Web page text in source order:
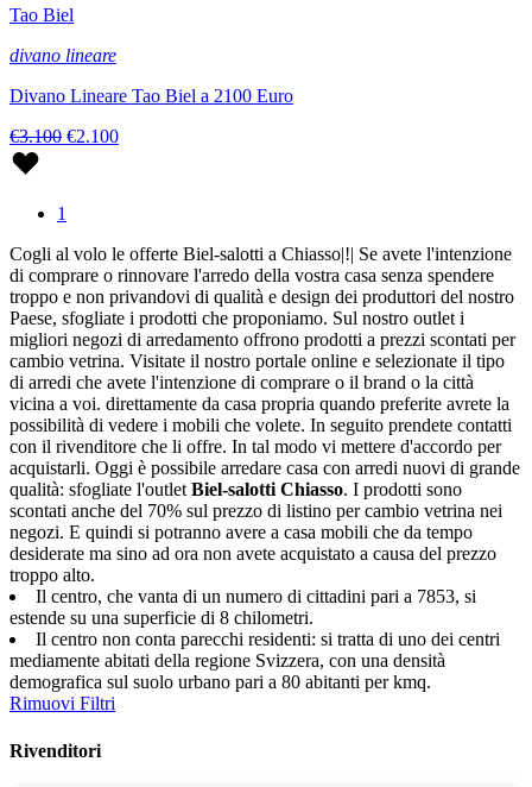
Tao Biel
divano lineare
Divano Lineare Tao Biel a 2100 Euro
€3.100 €2.100
1
Cogli al volo le offerte Biel-salotti a Chiasso|!| Se avete l'intenzione
di comprare o rinnovare l'arredo della vostra casa senza spendere
troppo e non privandovi di qualità e design dei produttori del nostro
Paese, sfogliate i prodotti che proponiamo. Sul nostro outlet i
migliori negozi di arredamento offrono prodotti a prezzi scontati per
cambio vetrina. Visitate il nostro portale online e selezionate il tipo
di arredi che avete l'intenzione di comprare o il brand o la città
vicina a voi. direttamente da casa propria quando preferite avrete la
possibilità di vedere i mobili che volete. In seguito prendete contatti
con il rivenditore che li offre. In tal modo vi mettere d'accordo per
acquistarli. Oggi è possibile arredare casa con arredi nuovi di grande
qualità: sfogliate l'outlet Biel-salotti Chiasso. I prodotti sono
scontati anche del 70% sul prezzo di listino per cambio vetrina nei
negozi. E quindi si potranno avere a casa mobili che da tempo
desiderate ma sino ad ora non avete acquistato a causa del prezzo
troppo alto.
Il centro, che vanta di un numero di cittadini pari a 7853, si
estende su una superficie di 8 chilometri.
Il centro non conta parecchi residenti: si tratta di uno dei centri
mediamente abitati della regione Svizzera, con una densità
demografica sul suolo urbano pari a 80 abitanti per kmq.
Rimuovi Filtri
Rivenditori